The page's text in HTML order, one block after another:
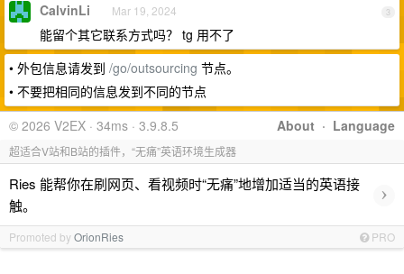
3
CalvinLi Mar 19, 2024
能留个其它联系方式吗？ tg 用不了
• 外包信息请发到 /go/outsourcing 节点。
• 不要把相同的信息发到不同的节点
About · Language
© 2026 V2EX · 34ms · 3.9.8.5
超适合V站和B站的插件，“无痛”英语环境生成器
Ries 能帮你在刷网页、看视频时“无痛”地增加适当的英语接
触。
›
Promoted byOrionRies PRO